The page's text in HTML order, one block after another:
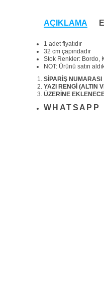
AÇIKLAMA
1 adet fiyatıdır
32 cm çapındadır
Stok Renkler: Bordo,
NOT: Ürünü satın
SİPARİŞ NUMARASI
YAZI RENGİ (ALTIN
ÜZERİNE